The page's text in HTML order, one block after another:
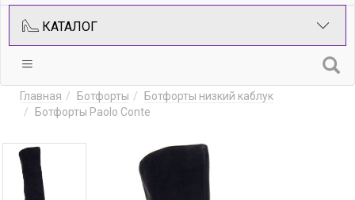
КАТАЛОГ
Главная Ботфорты
Ботфорты низкий каблук
Ботфорты Paolo Conte